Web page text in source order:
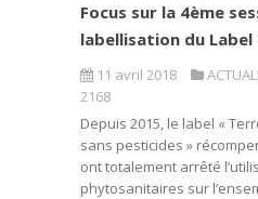
Focus sur la 4ème
labellisation du Label
11 avril 2018
2168
Depuis 2015, le label «
sans pesticides »
ont totalement arrêté
phytosanitaires sur